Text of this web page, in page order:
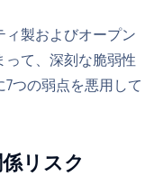
ィ製およびオープン
って、深刻な脆弱性
つの弱点を悪用して
リスク